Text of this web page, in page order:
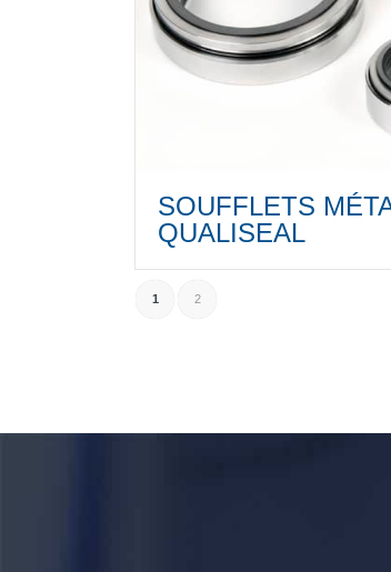
SOUFFLETS
QUALISEAL
1 2